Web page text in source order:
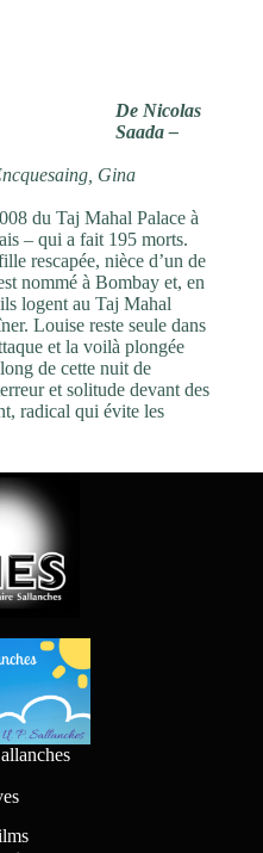
De Nicolas
Saada –
Gina
du Taj Mahal Palace à
– qui a fait 195 morts.
rescapée, nièce d’un de
nommé à Bombay et, en
logent au Taj Mahal
Louise reste seule dans
et la voilà plongée
de cette nuit de
et solitude devant des
radical qui évite les